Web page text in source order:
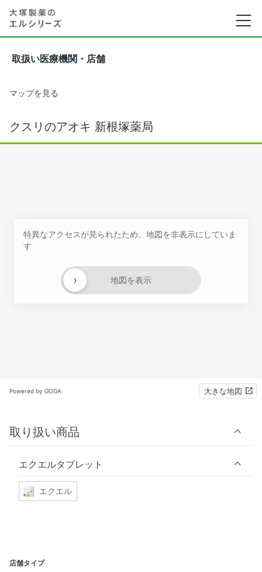
取扱い医療機関・店舗
マップを見る
クスリのアオキ 新根塚薬局
特異なアクセスが見られたため、地図を非表示にしていま
す
地図を表示
›
Powered by GOGA 大きな地図
取り扱い商品
エクエルタブレット
エクエル
店舗タイプ